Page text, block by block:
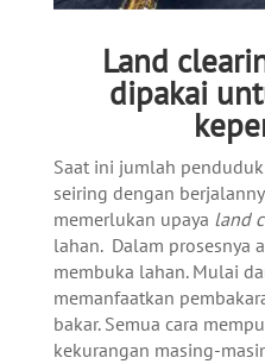
Land
dipakai
Saat ini jumlah
seiring dengan
memerlukan upaya land
lahan. Dalam prosesnya
membuka lahan. Mulai
memanfaatkan
bakar. Semua cara
kekurangan masing-